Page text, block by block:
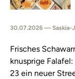
30.07.2026 — Saskia-
Frisches
knusprige
23 ein neuer